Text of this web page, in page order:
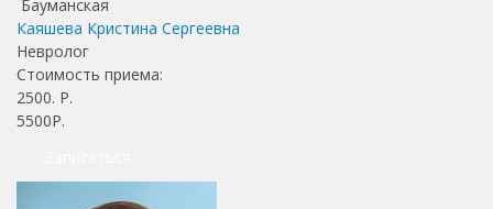
Бауманская
Каяшева Кристина Сергеевна
Невролог
Стоимость приема:
2500. Р.
5500Р.